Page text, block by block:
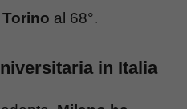
Torino al 68°.
in Italia